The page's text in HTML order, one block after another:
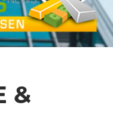
&